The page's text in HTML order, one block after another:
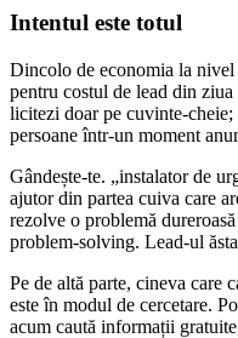
Intentul este totul
Dincolo de economia la
pentru costul de lead din ziua
licitezi doar pe cuvinte-
persoane într-un moment
Gândește-te. „instalator de
ajutor din partea cuiva care
rezolve o problemă
problem-solving. Lead-ul
Pe de altă parte, cineva care
este în modul de cercetare.
acum caută informații